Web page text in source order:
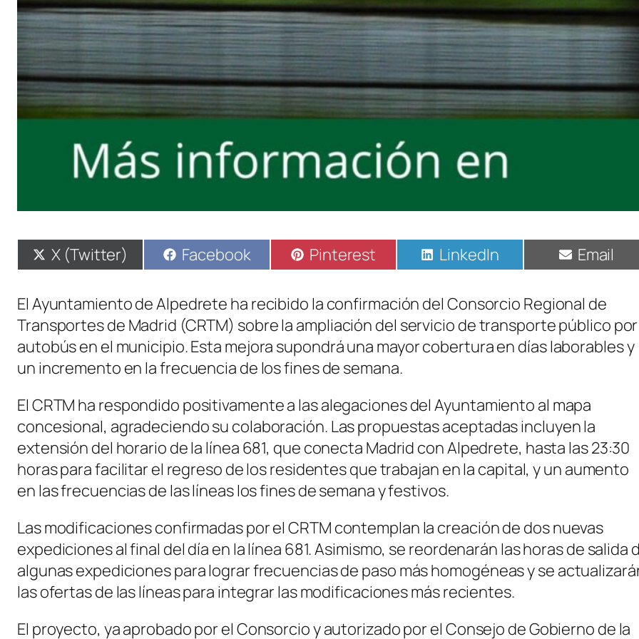
Compartir
en
X (Twitter) Compartir
en
Facebook Compartir
en
Pinterest Compartir
en
LinkedIn
en
Email
El Ayuntamiento de Alpedrete ha recibido la confirmación del Consorcio Regional de
Transportes de Madrid (CRTM) sobre la ampliación del servicio de transporte público por
autobús en el municipio. Esta mejora supondrá una mayor cobertura en días laborables y
un incremento en la frecuencia de los fines de semana.
El CRTM ha respondido positivamente a las alegaciones del Ayuntamiento al mapa
concesional, agradeciendo su colaboración. Las propuestas aceptadas incluyen la
extensión del horario de la línea 681, que conecta Madrid con Alpedrete, hasta las 23:30
horas para facilitar el regreso de los residentes que trabajan en la capital, y un aumento
en las frecuencias de las líneas los fines de semana y festivos.
Las modificaciones confirmadas por el CRTM contemplan la creación de dos nuevas
expediciones al final del día en la línea 681. Asimismo, se reordenarán las horas de salida
algunas expediciones para lograr frecuencias de paso más homogéneas y se
las ofertas de las líneas para integrar las modificaciones más recientes.
El proyecto, ya aprobado por el Consorcio y autorizado por el Consejo de Gobierno de la